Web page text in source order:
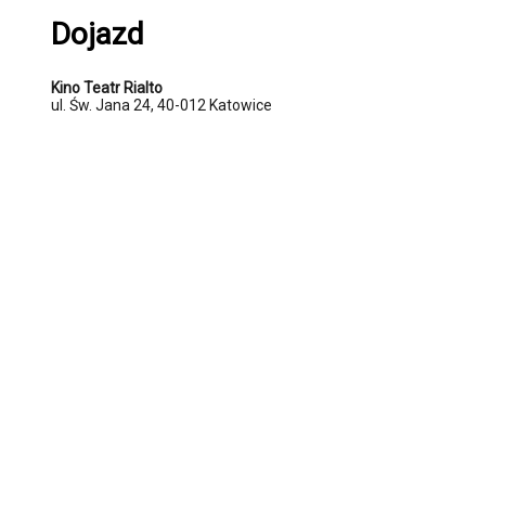
Dojazd
Kino Teatr Rialto
ul. Św. Jana 24, 40-012 Katowice